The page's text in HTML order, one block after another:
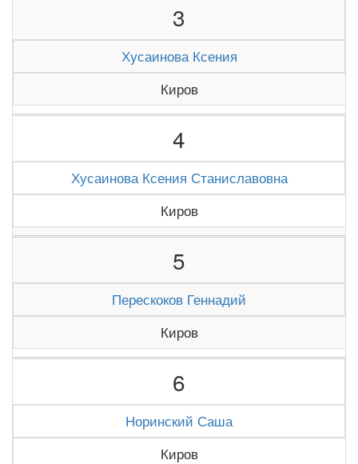
3
Хусаинова Ксения
Киров
4
Хусаинова Ксения Станиславовна
Киров
5
Перескоков Геннадий
Киров
6
Норинский Саша
Киров